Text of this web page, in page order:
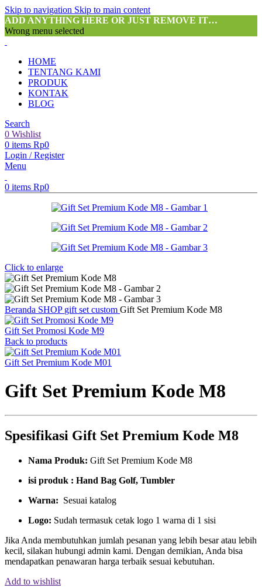
Skip to navigation Skip to main content
ADD ANYTHING HERE OR JUST REMOVE IT…
Wrong menu selected
HOME
TENTANG KAMI
PRODUK
KONTAK
BLOG
Search
0 Wishlist
0 items Rp0
Login / Register
Menu
0 items Rp0
Click to enlarge
Beranda SHOP gift set custom Gift Set Premium Kode M8
Gift Set Promosi Kode M9
Back to products
Gift Set Premium Kode M01
Gift Set Premium Kode M8
Spesifikasi Gift Set Premium Kode M8
Nama Produk: Gift Set Premium Kode M8
isi produk : Hand Bag Golf, Tumbler
Warna: Sesuai katalog
Logo: Sudah termasuk cetak logo 1 warna di 1 sisi
Jika Anda membutuhkan jumlah pesanan yang lebih besar atau lebih
kecil, silakan hubungi admin kami. Dengan demikian, Anda bisa
mendapatkan penawaran harga terbaik sesuai kebutuhan.
Add to wishlist